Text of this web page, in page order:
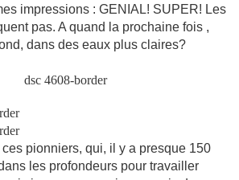
impressions : GENIAL! SUPER! Les
pas. A quand la prochaine fois ,
dans des eaux plus claires?
pionniers, qui, il y a presque 150
les profondeurs pour travailler